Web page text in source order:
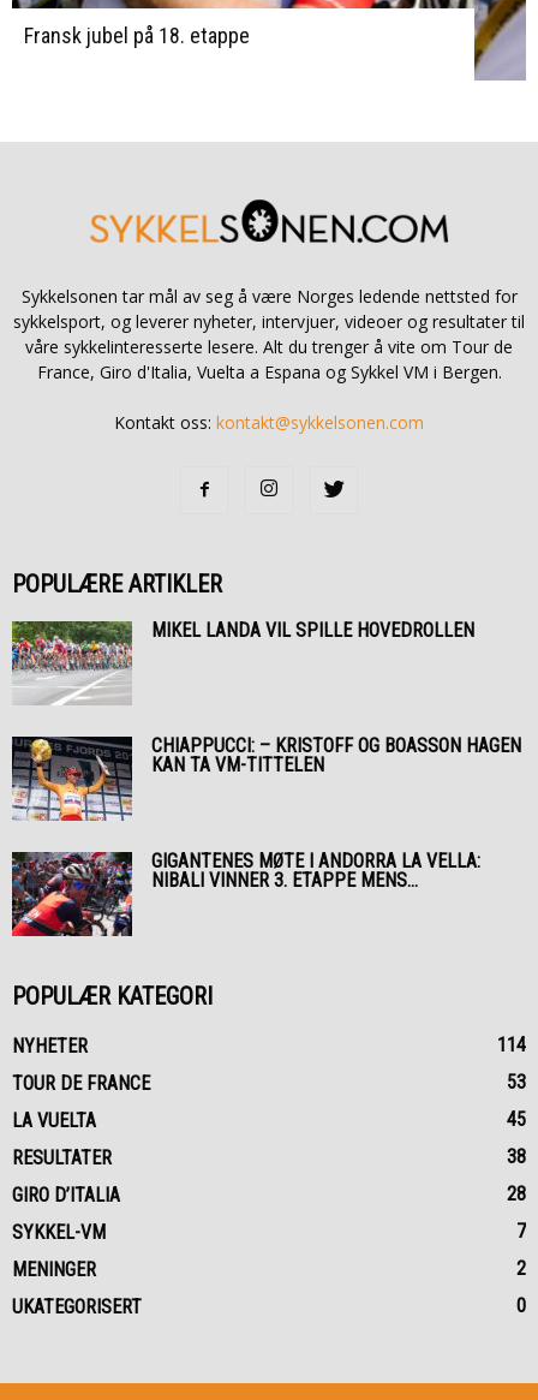
Fransk jubel på 18. etappe
Sykkelsonen tar mål av seg å være Norges ledende nettsted for
sykkelsport, og leverer nyheter, intervjuer, videoer og resultater til
våre sykkelinteresserte lesere. Alt du trenger å vite om Tour de
France, Giro d'Italia, Vuelta a Espana og Sykkel VM i Bergen.
Kontakt oss: kontakt@sykkelsonen.com
POPULÆRE ARTIKLER
MIKEL LANDA VIL SPILLE HOVEDROLLEN
CHIAPPUCCI: – KRISTOFF OG BOASSON HAGEN
KAN TA VM-TITTELEN
GIGANTENES MØTE I ANDORRA LA VELLA:
NIBALI VINNER 3. ETAPPE MENS...
POPULÆR KATEGORI
NYHETER
114
TOUR DE FRANCE
53
LA VUELTA
45
RESULTATER
38
GIRO D’ITALIA
28
SYKKEL-VM
7
MENINGER
2
UKATEGORISERT
0